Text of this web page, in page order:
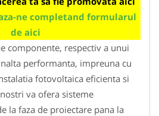
ne completand formularul
de aici
componente, respectiv a unui
performanta, impreuna cu
fotovoltaica eficienta si
va ofera sisteme
la faza de proiectare pana la